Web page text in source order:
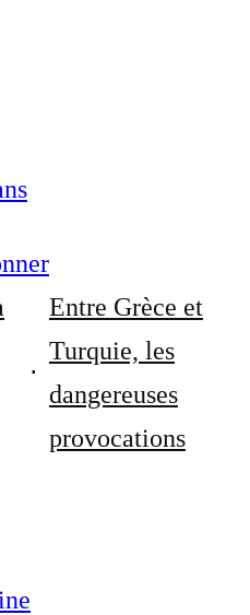
Entre Grèce et
Turquie, les
dangereuses
provocations